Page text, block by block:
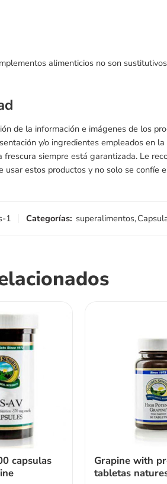
alimenticios no son
de la información e imágenes de los
y/o ingredientes empleados en
siempre está garantizada. Le
estos productos y no solo se confíe
1 Categorías: superalimentos,
capsulas
Grapine with
tabletas